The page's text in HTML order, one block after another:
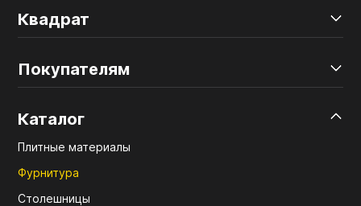
Квадрат
Покупателям
Каталог
Плитные материалы
Фурнитура
Столешницы